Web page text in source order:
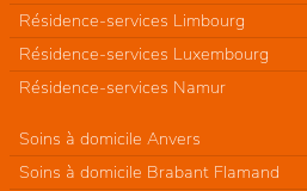
Résidence-services Limbourg
Résidence-services Luxembourg
Résidence-services Namur
Soins à domicile Anvers
Soins à domicile Brabant Flamand